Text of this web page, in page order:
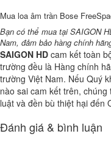
Mua loa âm trần Bose
Bạn có thể mua tại SAIGON
Nam, đảm bảo hàng chính
SAIGON HD cam kết toàn
trường đều là Hàng chính
trường Việt Nam. Nếu Quý
nào sai cam kết trên,
luật và đền bù thiệt hại đến
Đánh giá & bình luận